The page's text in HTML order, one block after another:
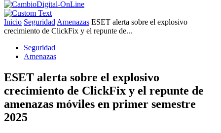
Inicio Seguridad Amenazas ESET alerta sobre el explosivo
crecimiento de ClickFix y el repunte de...
Seguridad
Amenazas
ESET alerta sobre el explosivo
crecimiento de ClickFix y el repunte de
amenazas móviles en primer semestre
2025